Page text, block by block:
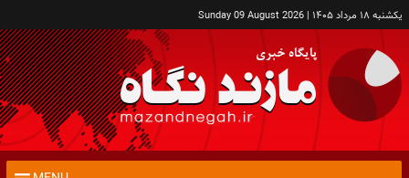
یکشنبه ۱۸ مرداد ۱۴۰۵ | Sunday 09 August 2026